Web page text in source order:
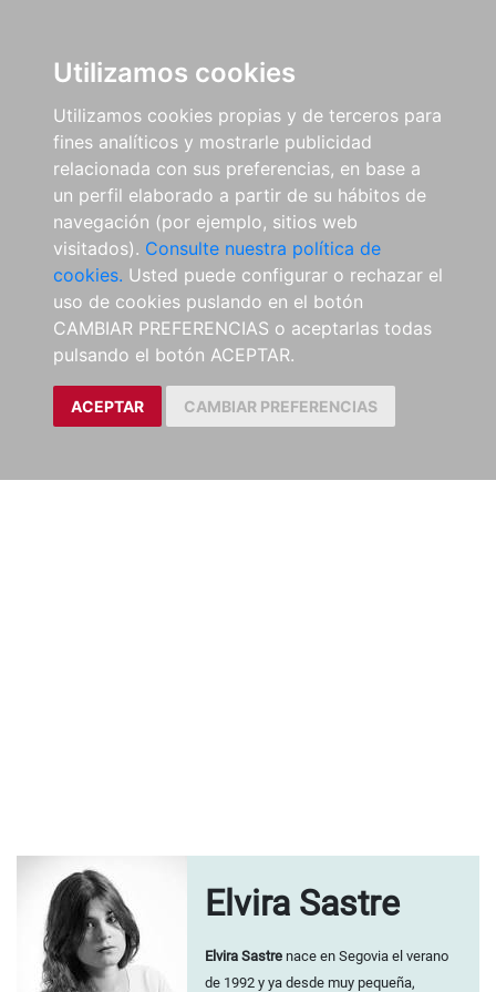
Utilizamos cookies
Utilizamos cookies propias y de terceros para
fines analíticos y mostrarle publicidad
relacionada con sus preferencias, en base a
un perfil elaborado a partir de su hábitos de
navegación (por ejemplo, sitios web
visitados). Consulte nuestra política de
cookies. Usted puede configurar o rechazar el
uso de cookies puslando en el botón
CAMBIAR PREFERENCIAS o aceptarlas todas
pulsando el botón ACEPTAR.
ACEPTAR CAMBIAR PREFERENCIAS
Elvira Sastre
Elvira Sastre nace en Segovia el verano
de 1992 y ya desde muy pequeña,